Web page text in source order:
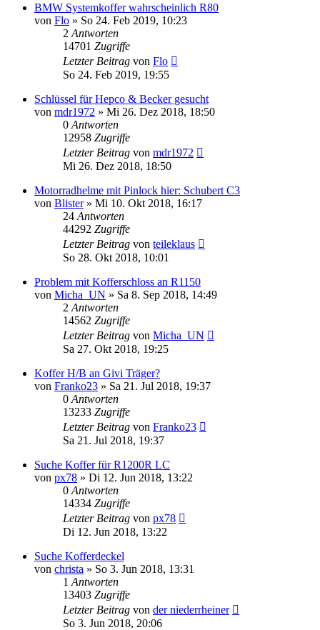
BMW Systemkoffer wahrscheinlich R80
von Flo » So 24. Feb 2019, 10:23
2 Antworten
14701 Zugriffe
Letzter Beitrag von Flo
So 24. Feb 2019, 19:55
Schlüssel für Hepco & Becker gesucht
von mdr1972 » Mi 26. Dez 2018, 18:50
0 Antworten
12958 Zugriffe
Letzter Beitrag von mdr1972
Mi 26. Dez 2018, 18:50
Motorradhelme mit Pinlock hier: Schubert C3
von Blister» Mi 10. Okt 2018, 16:17
24 Antworten
44292 Zugriffe
Letzter Beitrag von teileklaus
So 28. Okt 2018, 10:01
Problem mit Kofferschloss an R1150
von Micha_UN » Sa 8. Sep 2018, 14:49
2 Antworten
14562 Zugriffe
Letzter Beitrag von Micha_UN
Sa 27. Okt 2018, 19:25
Koffer H/B an Givi Träger?
von Franko23 » Sa 21. Jul 2018, 19:37
0 Antworten
13233 Zugriffe
Letzter Beitrag von Franko23
Sa 21. Jul 2018, 19:37
Suche Koffer für R1200R LC
von px78 » Di 12. Jun 2018, 13:22
0 Antworten
14334 Zugriffe
Letzter Beitrag von px78
Di 12. Jun 2018, 13:22
Suche Kofferdeckel
von christa » So 3. Jun 2018, 13:31
1 Antworten
13403 Zugriffe
Letzter Beitrag von der niederrheiner
So 3. Jun 2018, 20:06